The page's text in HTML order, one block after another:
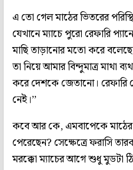
এ তো গেল মাঠের ভিতরের
যেখানে ম্যাচে পুরো রেফারি
মাছি তাড়ানোর মতো করে
তা নিয়ে আমার বিন্দুমাত্র মাথা
করে দেশকে জেতানো। রেফারি
নেই।’’
কবে আর কে, এমবাপেকে মাঠের
পেরেছেন? সেক্ষেত্রে ফরাসি
মরক্কো ম্যাচের আগে শুধু মুডটা